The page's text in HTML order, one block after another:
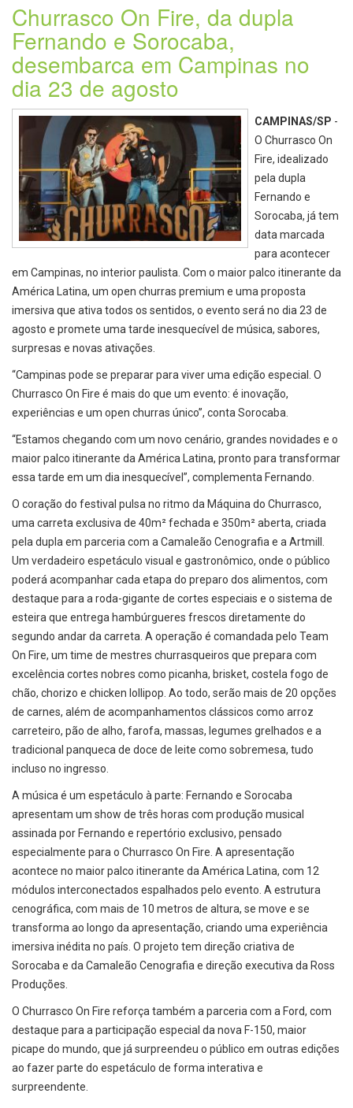
Churrasco On Fire, da dupla
Fernando e Sorocaba,
desembarca em Campinas no
dia 23 de agosto
CAMPINAS/SP -
O Churrasco On
Fire, idealizado
pela dupla
Fernando e
Sorocaba, já tem
data marcada
para acontecer
em Campinas, no interior paulista. Com o maior palco itinerante da
América Latina, um open churras premium e uma proposta
imersiva que ativa todos os sentidos, o evento será no dia 23 de
agosto e promete uma tarde inesquecível de música, sabores,
surpresas e novas ativações.
“Campinas pode se preparar para viver uma edição especial. O
Churrasco On Fire é mais do que um evento: é inovação,
experiências e um open churras único”, conta Sorocaba.
“Estamos chegando com um novo cenário, grandes novidades e o
maior palco itinerante da América Latina, pronto para transformar
essa tarde em um dia inesquecível”, complementa Fernando.
O coração do festival pulsa no ritmo da Máquina do Churrasco,
uma carreta exclusiva de 40m² fechada e 350m² aberta, criada
pela dupla em parceria com a Camaleão Cenografia e a Artmill.
Um verdadeiro espetáculo visual e gastronômico, onde o público
poderá acompanhar cada etapa do preparo dos alimentos, com
destaque para a roda-gigante de cortes especiais e o sistema de
esteira que entrega hambúrgueres frescos diretamente do
segundo andar da carreta. A operação é comandada pelo Team
On Fire, um time de mestres churrasqueiros que prepara com
excelência cortes nobres como picanha, brisket, costela fogo de
chão, chorizo e chicken lollipop. Ao todo, serão mais de 20 opções
de carnes, além de acompanhamentos clássicos como arroz
carreteiro, pão de alho, farofa, massas, legumes grelhados e a
tradicional panqueca de doce de leite como sobremesa, tudo
incluso no ingresso.
A música é um espetáculo à parte: Fernando e Sorocaba
apresentam um show de três horas com produção musical
assinada por Fernando e repertório exclusivo, pensado
especialmente para o Churrasco On Fire. A apresentação
acontece no maior palco itinerante da América Latina, com 12
módulos interconectados espalhados pelo evento. A estrutura
cenográfica, com mais de 10 metros de altura, se move e se
transforma ao longo da apresentação, criando uma experiência
imersiva inédita no país. O projeto tem direção criativa de
Sorocaba e da Camaleão Cenografia e direção executiva da Ross
Produções.
O Churrasco On Fire reforça também a parceria com a Ford, com
destaque para a participação especial da nova F-150, maior
picape do mundo, que já surpreendeu o público em outras edições
ao fazer parte do espetáculo de forma interativa e
surpreendente.